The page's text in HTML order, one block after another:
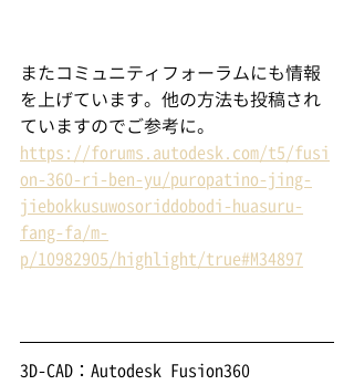
またコミュニティフォーラムにも情報
を上げています。他の方法も投稿され
ていますのでご参考に。
https://forums.autodesk.com/t5/fusi
on-360-ri-ben-yu/puropatino-jing-
jiebokkusuwosoriddobodi-huasuru-
fang-fa/m-
p/10982905/highlight/true#M34897
3D-CAD：Autodesk Fusion360